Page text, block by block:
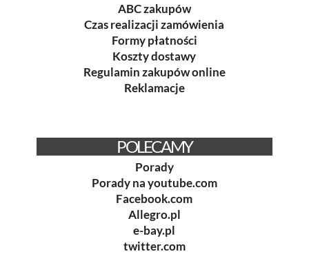
ABC zakupów
Czas realizacji zamówienia
Formy płatności
Koszty dostawy
Regulamin zakupów online
Reklamacje
POLECAMY
Porady
Porady na youtube.com
Facebook.com
Allegro.pl
e-bay.pl
twitter.com